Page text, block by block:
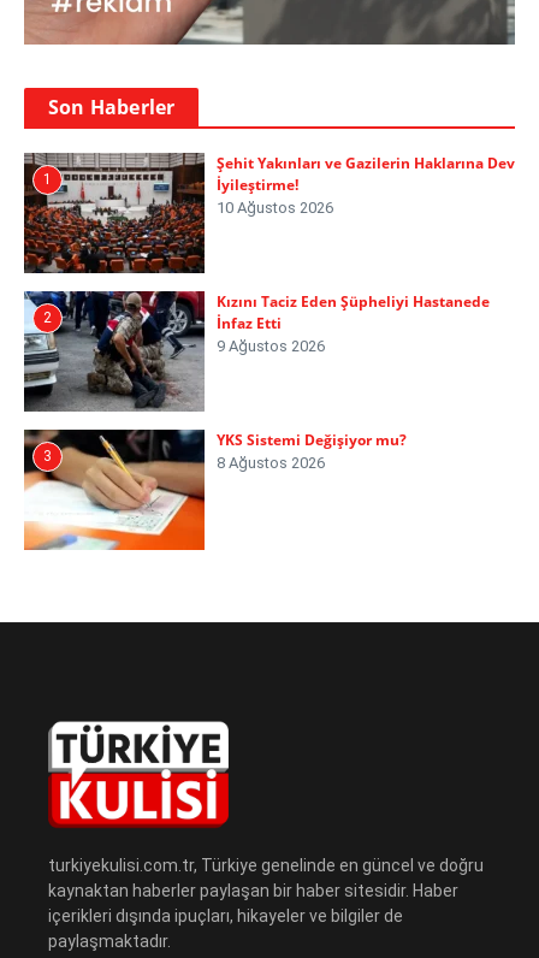
Son Haberler
1
Şehit Yakınları ve Gazilerin Haklarına Dev
İyileştirme!
10 Ağustos 2026
2
Kızını Taciz Eden Şüpheliyi Hastanede
İnfaz Etti
9 Ağustos 2026
3
YKS Sistemi Değişiyor mu?
8 Ağustos 2026
turkiyekulisi.com.tr, Türkiye genelinde en güncel ve doğru
kaynaktan haberler paylaşan bir haber sitesidir. Haber
içerikleri dışında ipuçları, hikayeler ve bilgiler de
paylaşmaktadır.